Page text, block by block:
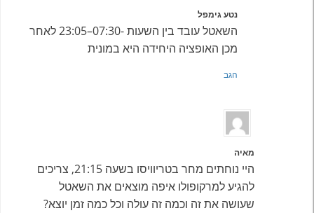
נטע גימפל
השאטל עובד בין השעות -07:30–23:05 לאחר
מכן האופציה היחידה היא במונית
הגב
מאיה
היי נוחתים מחר בטריוויסו בשעה 21:15, צריכים
להגיע למרקופולו איפה מוצאים את השאטל
שעושה את זה וכמה זה עולה וכל כמה זמן יוצא?